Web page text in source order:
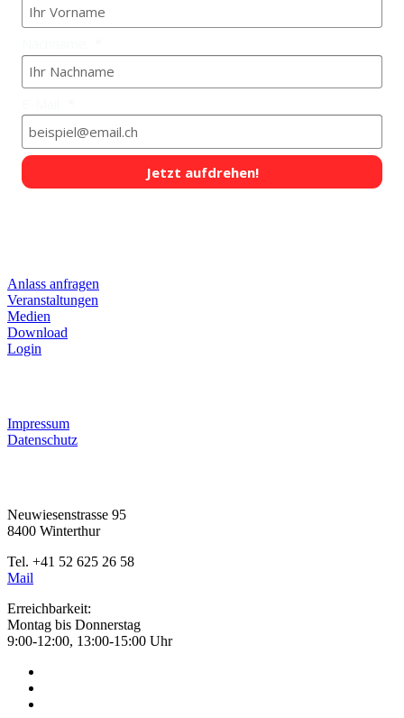
Jetzt aufdrehen!
Anlass anfragen
Veranstaltungen
Medien
Download
Login
Impressum
Datenschutz
Neuwiesenstrasse 95
8400 Winterthur
Tel. +41 52 625 26 58
Mail
Erreichbarkeit:
Montag bis Donnerstag
9:00-12:00, 13:00-15:00 Uhr